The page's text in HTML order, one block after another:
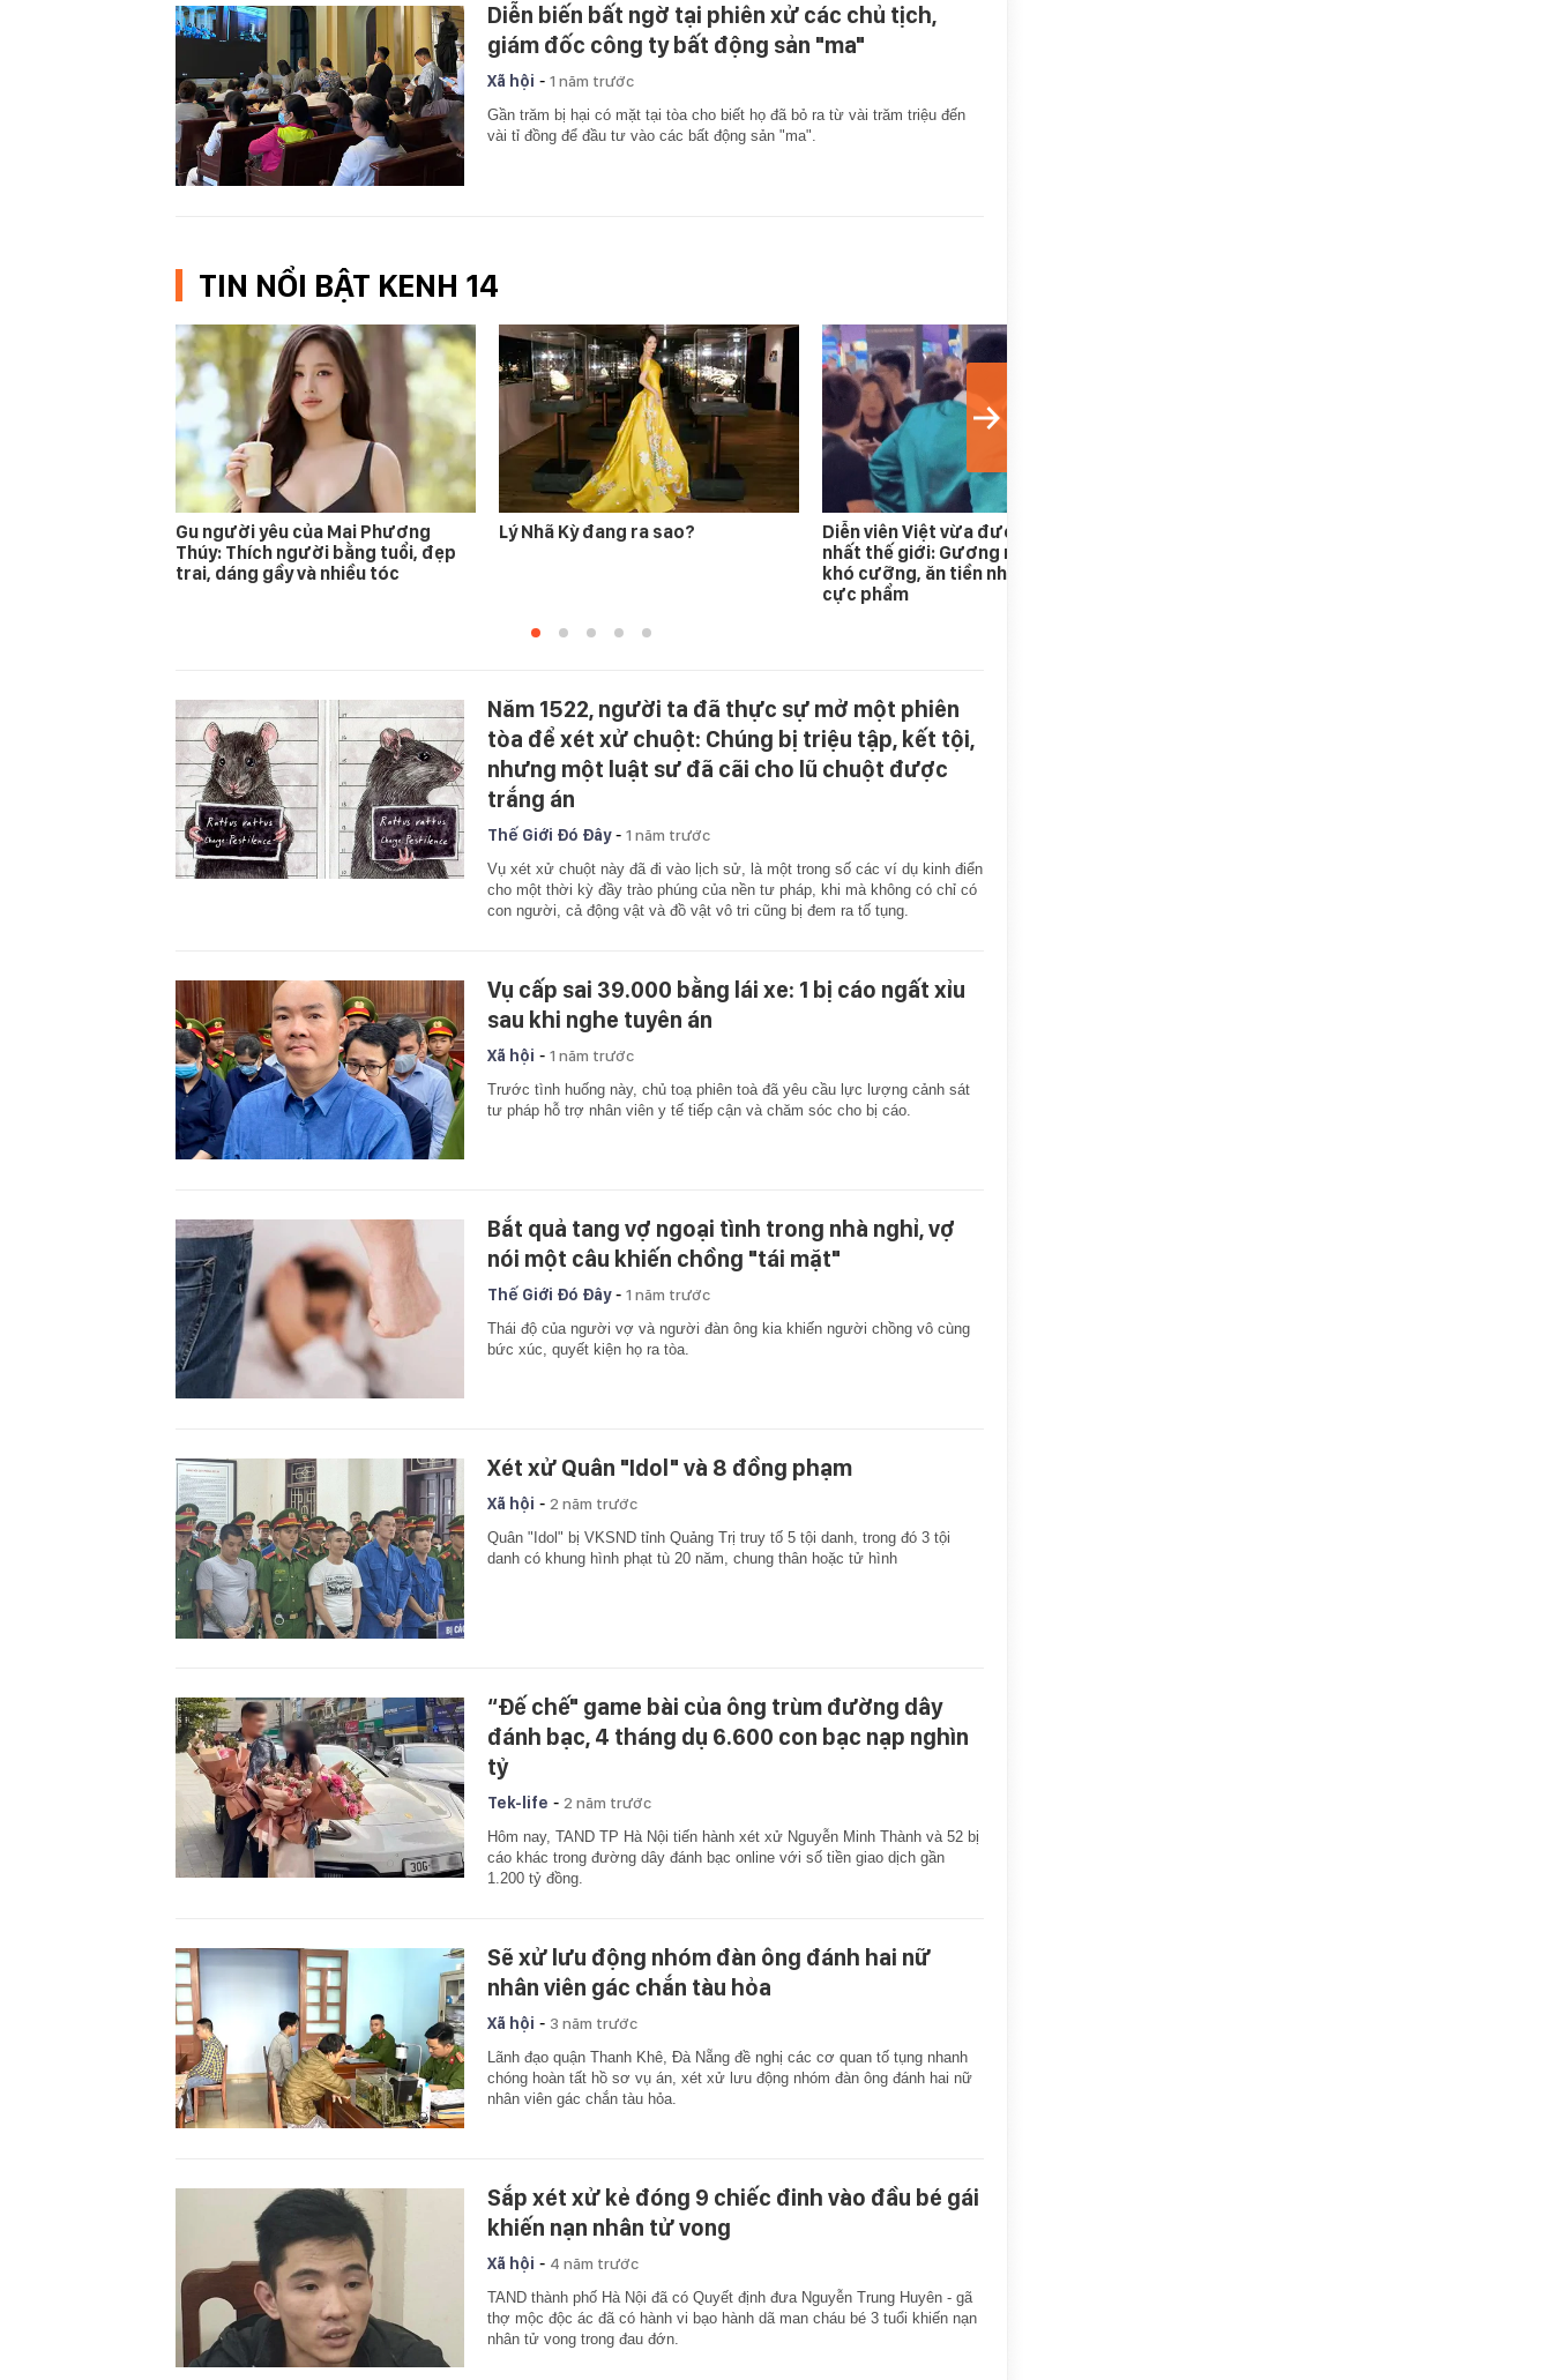
Diễn biến bất ngờ tại phiên xử các chủ tịch,
giám đốc công ty bất động sản "ma"
Xã hội - 1 năm trước
Gần trăm bị hại có mặt tại tòa cho biết họ đã bỏ ra từ vài trăm triệu đến
vài tỉ đồng để đầu tư vào các bất động sản "ma".
TIN NỔI BẬT KENH 14
Gu người yêu của Mai Phương
Thúy: Thích người bằng tuổi, đẹp
trai, dáng gầy và nhiều tóc
Lý Nhã Kỳ đang ra sao?
Diễn viên Việt vừa được đề cử đẹp
nhất thế giới: Gương mặt hoàn hảo
khó cưỡng, ăn tiền nhất là đôi mắt
cực phẩm
Năm 1522, người ta đã thực sự mở một phiên
tòa để xét xử chuột: Chúng bị triệu tập, kết tội,
nhưng một luật sư đã cãi cho lũ chuột được
trắng án
Thế Giới Đó Đây- 1 năm trước
Vụ xét xử chuột này đã đi vào lịch sử, là một trong số các ví dụ kinh điển
cho một thời kỳ đầy trào phúng của nền tư pháp, khi mà không có chỉ có
con người, cả động vật và đồ vật vô tri cũng bị đem ra tố tụng.
Vụ cấp sai 39.000 bằng lái xe: 1 bị cáo ngất xỉu
sau khi nghe tuyên án
Xã hội - 1 năm trước
Trước tình huống này, chủ toạ phiên toà đã yêu cầu lực lượng cảnh sát
tư pháp hỗ trợ nhân viên y tế tiếp cận và chăm sóc cho bị cáo.
Bắt quả tang vợ ngoại tình trong nhà nghỉ, vợ
nói một câu khiến chồng "tái mặt"
Thế Giới Đó Đây- 1 năm trước
Thái độ của người vợ và người đàn ông kia khiến người chồng vô cùng
bức xúc, quyết kiện họ ra tòa.
Xét xử Quân "Idol" và 8 đồng phạm
Xã hội - 2 năm trước
Quân "Idol" bị VKSND tỉnh Quảng Trị truy tố 5 tội danh, trong đó 3 tội
danh có khung hình phạt tù 20 năm, chung thân hoặc tử hình
“Đế chế" game bài của ông trùm đường dây
đánh bạc, 4 tháng dụ 6.600 con bạc nạp nghìn
tỷ
Tek-life - 2 năm trước
Hôm nay, TAND TP Hà Nội tiến hành xét xử Nguyễn Minh Thành và 52 bị
cáo khác trong đường dây đánh bạc online với số tiền giao dịch gần
1.200 tỷ đồng.
Sẽ xử lưu động nhóm đàn ông đánh hai nữ
nhân viên gác chắn tàu hỏa
Xã hội - 3 năm trước
Lãnh đạo quận Thanh Khê, Đà Nẵng đề nghị các cơ quan tố tụng nhanh
chóng hoàn tất hồ sơ vụ án, xét xử lưu động nhóm đàn ông đánh hai nữ
nhân viên gác chắn tàu hỏa.
Sắp xét xử kẻ đóng 9 chiếc đinh vào đầu bé gái
khiến nạn nhân tử vong
Xã hội - 4 năm trước
TAND thành phố Hà Nội đã có Quyết định đưa Nguyễn Trung Huyên - gã
thợ mộc độc ác đã có hành vi bạo hành dã man cháu bé 3 tuổi khiến nạn
nhân tử vong trong đau đớn.